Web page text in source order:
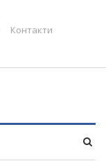
Контакти